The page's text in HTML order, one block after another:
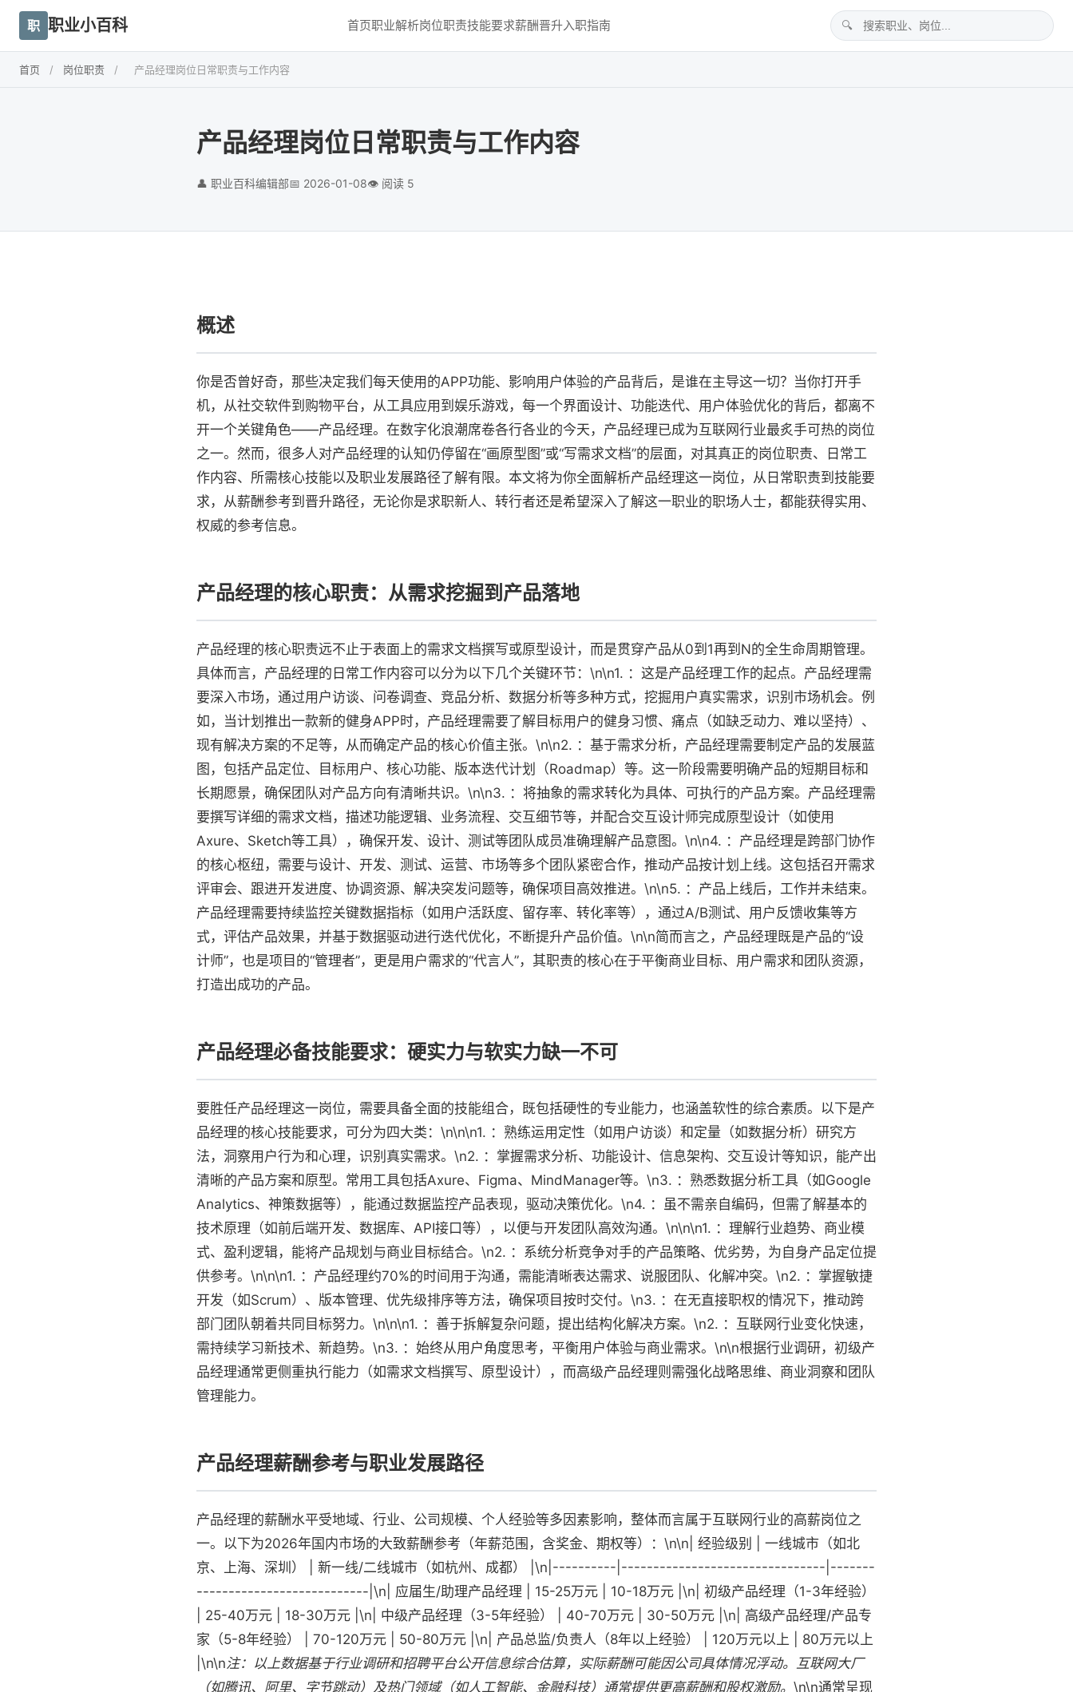
职 职业小百科 首页职业解析岗位职责技能要求薪酬晋升入职指南
首页 / 岗位职责 / 产品经理岗位日常职责与工作内容
产品经理岗位日常职责与工作内容
👤 职业百科编辑部📅 2026-01-08👁️ 阅读 5
概述
你是否曾好奇，那些决定我们每天使用的APP功能、影响用户体验的产品背后，是谁在主导这一切？当你打开手
机，从社交软件到购物平台，从工具应用到娱乐游戏，每一个界面设计、功能迭代、用户体验优化的背后，都离不
开一个关键角色——产品经理。在数字化浪潮席卷各行各业的今天，产品经理已成为互联网行业最炙手可热的岗位
之一。然而，很多人对产品经理的认知仍停留在“画原型图”或“写需求文档”的层面，对其真正的岗位职责、日常工
作内容、所需核心技能以及职业发展路径了解有限。本文将为你全面解析产品经理这一岗位，从日常职责到技能要
求，从薪酬参考到晋升路径，无论你是求职新人、转行者还是希望深入了解这一职业的职场人士，都能获得实用、
权威的参考信息。
产品经理的核心职责：从需求挖掘到产品落地
产品经理的核心职责远不止于表面上的需求文档撰写或原型设计，而是贯穿产品从0到1再到N的全生命周期管理。
具体而言，产品经理的日常工作内容可以分为以下几个关键环节：\n\n1. ：这是产品经理工作的起点。产品经理需
要深入市场，通过用户访谈、问卷调查、竞品分析、数据分析等多种方式，挖掘用户真实需求，识别市场机会。例
如，当计划推出一款新的健身APP时，产品经理需要了解目标用户的健身习惯、痛点（如缺乏动力、难以坚持）、
现有解决方案的不足等，从而确定产品的核心价值主张。\n\n2. ：基于需求分析，产品经理需要制定产品的发展蓝
图，包括产品定位、目标用户、核心功能、版本迭代计划（Roadmap）等。这一阶段需要明确产品的短期目标和
长期愿景，确保团队对产品方向有清晰共识。\n\n3. ：将抽象的需求转化为具体、可执行的产品方案。产品经理需
要撰写详细的需求文档，描述功能逻辑、业务流程、交互细节等，并配合交互设计师完成原型设计（如使用
Axure、Sketch等工具），确保开发、设计、测试等团队成员准确理解产品意图。\n\n4. ：产品经理是跨部门协作
的核心枢纽，需要与设计、开发、测试、运营、市场等多个团队紧密合作，推动产品按计划上线。这包括召开需求
评审会、跟进开发进度、协调资源、解决突发问题等，确保项目高效推进。\n\n5. ：产品上线后，工作并未结束。
产品经理需要持续监控关键数据指标（如用户活跃度、留存率、转化率等），通过A/B测试、用户反馈收集等方
式，评估产品效果，并基于数据驱动进行迭代优化，不断提升产品价值。\n\n简而言之，产品经理既是产品的“设
计师”，也是项目的“管理者”，更是用户需求的“代言人”，其职责的核心在于平衡商业目标、用户需求和团队资源，
打造出成功的产品。
产品经理必备技能要求：硬实力与软实力缺一不可
要胜任产品经理这一岗位，需要具备全面的技能组合，既包括硬性的专业能力，也涵盖软性的综合素质。以下是产
品经理的核心技能要求，可分为四大类：\n\n\n1. ：熟练运用定性（如用户访谈）和定量（如数据分析）研究方
法，洞察用户行为和心理，识别真实需求。\n2. ：掌握需求分析、功能设计、信息架构、交互设计等知识，能产出
清晰的产品方案和原型。常用工具包括Axure、Figma、MindManager等。\n3. ：熟悉数据分析工具（如Google
Analytics、神策数据等），能通过数据监控产品表现，驱动决策优化。\n4. ：虽不需亲自编码，但需了解基本的
技术原理（如前后端开发、数据库、API接口等），以便与开发团队高效沟通。\n\n\n1. ：理解行业趋势、商业模
式、盈利逻辑，能将产品规划与商业目标结合。\n2. ：系统分析竞争对手的产品策略、优劣势，为自身产品定位提
供参考。\n\n\n1. ：产品经理约70%的时间用于沟通，需能清晰表达需求、说服团队、化解冲突。\n2. ：掌握敏捷
开发（如Scrum）、版本管理、优先级排序等方法，确保项目按时交付。\n3. ：在无直接职权的情况下，推动跨
部门团队朝着共同目标努力。\n\n\n1. ：善于拆解复杂问题，提出结构化解决方案。\n2. ：互联网行业变化快速，
需持续学习新技术、新趋势。\n3. ：始终从用户角度思考，平衡用户体验与商业需求。\n\n根据行业调研，初级产
品经理通常更侧重执行能力（如需求文档撰写、原型设计），而高级产品经理则需强化战略思维、商业洞察和团队
管理能力。
产品经理薪酬参考与职业发展路径
产品经理的薪酬水平受地域、行业、公司规模、个人经验等多因素影响，整体而言属于互联网行业的高薪岗位之
一。以下为2026年国内市场的大致薪酬参考（年薪范围，含奖金、期权等）：\n\n| 经验级别 | 一线城市（如北
京、上海、深圳） | 新一线/二线城市（如杭州、成都） |\n|----------|--------------------------------|-------
---------------------------|\n| 应届生/助理产品经理 | 15-25万元 | 10-18万元 |\n| 初级产品经理（1-3年经验）
| 25-40万元 | 18-30万元 |\n| 中级产品经理（3-5年经验） | 40-70万元 | 30-50万元 |\n| 高级产品经理/产品专
家（5-8年经验） | 70-120万元 | 50-80万元 |\n| 产品总监/负责人（8年以上经验） | 120万元以上 | 80万元以上
|\n\n注：以上数据基于行业调研和招聘平台公开信息综合估算，实际薪酬可能因公司具体情况浮动。互联网大厂
（如腾讯、阿里、字节跳动）及热门领域（如人工智能、金融科技）通常提供更高薪酬和股权激励。 \n\n通常呈现